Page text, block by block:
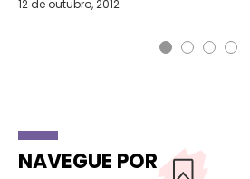
12 de outubro, 2012
NAVEGUE POR